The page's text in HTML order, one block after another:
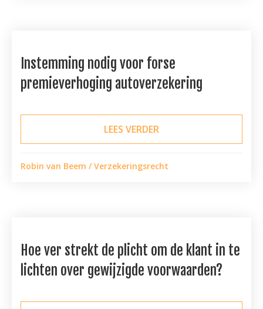
Instemming nodig voor forse
premieverhoging autoverzekering
LEES VERDER
Robin van Beem /Verzekeringsrecht
Hoe ver strekt de plicht om de klant in te
lichten over gewijzigde voorwaarden?